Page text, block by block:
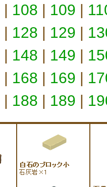
| 108 | 109 |
| 128 | 129 |
| 148 | 149 |
| 168 | 169 |
| 188 | 189 |